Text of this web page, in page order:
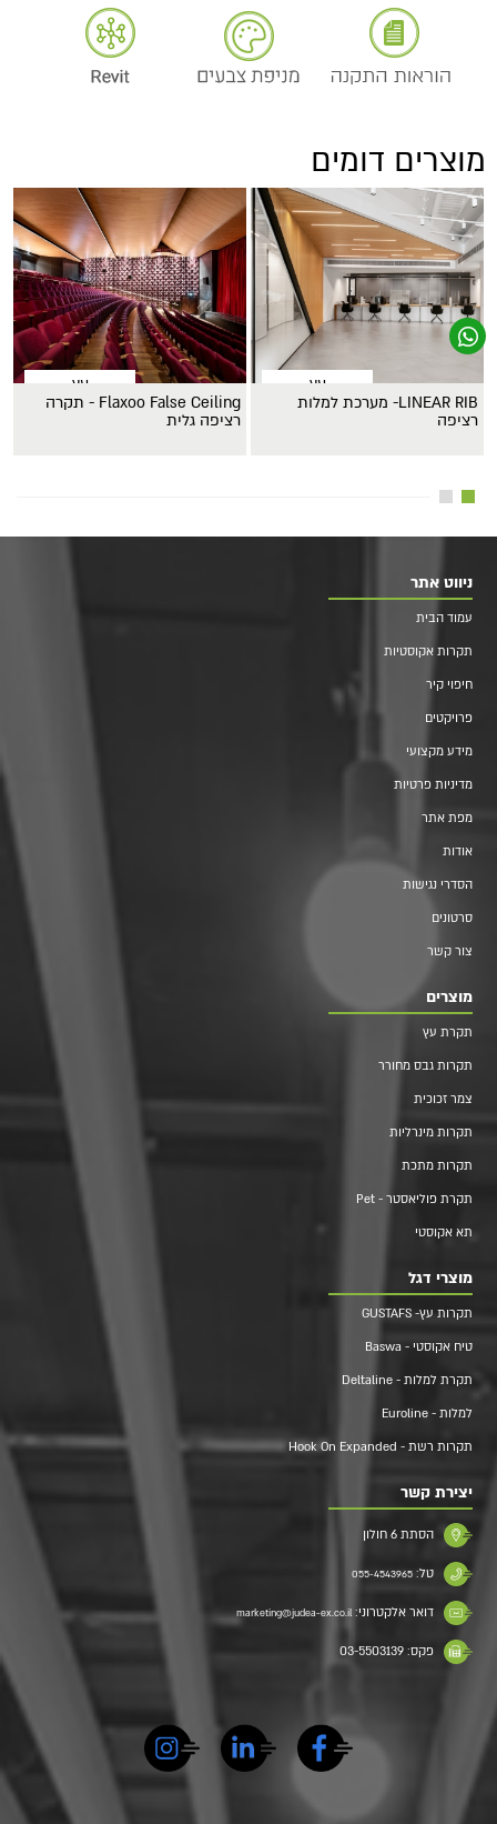
מוצרים דומים
עץ
LINEAR RIB- מערכת למלות
רציפה
עץ
Flaxoo False Ceiling - תקרה
רציפה גלית
ניווט אתר
עמוד הבית
תקרות אקוסטיות
חיפוי קיר
פרויקטים
מידע מקצועי
מדיניות פרטיות
מפת אתר
אודות
הסדרי נגישות
סרטונים
צור קשר
מוצרים
תקרת עץ
תקרות גבס מחורר
צמר זכוכית
תקרות מינרליות
תקרות מתכת
תקרת פוליאסטר - Pet
תא אקוסטי
מוצרי דגל
תקרות עץ- GUSTAFS
טיח אקוסטי - Baswa
תקרת למלות - Deltaline
למלות - Euroline
תקרות רשת - Hook On Expanded
יצירת קשר
הסתת 6 חולון
טל: 055-4543965
דואר אלקטרוני: marketing@judea-ex.co.il
פקס: 03-5503139